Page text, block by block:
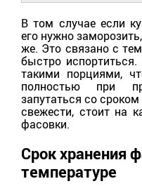
В том случае если
его нужно
же. Это связано с
быстро
такими порциями,
полностью при
запутаться со
свежести, стоит на
фасовки.
Срок хранения
температуре